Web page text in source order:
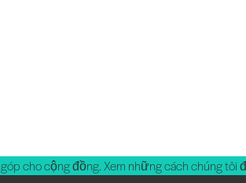
cho cộng đồng. Xem những cách chúng tôi